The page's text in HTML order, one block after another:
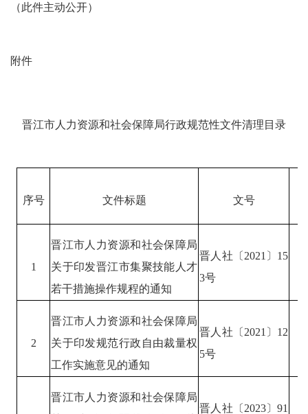
（此件主动公开）
附件
晋江市人力资源和社会保障局行政规范性文件清理目录
序号 文件标题 文号
1
晋江市人力资源和社会保障局
关于印发晋江市集聚技能人才
若干措施操作规程的通知
晋人社〔 2021 〕 15
3号
2
晋江市人力资源和社会保障局
关于印发规范行政自由裁量权
工作实施意见的通知
晋人社〔 2021 〕 12
5号
晋江市人力资源和社会保障局
晋人社〔 2023〕91